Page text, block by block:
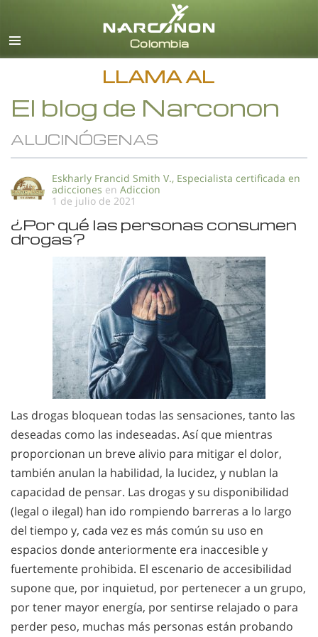
Español
Todas las Regiones/Idiomas
LLAMA AL
El blog de Narconon
ALUCINÓGENAS
Eskharly Francid Smith V., Especialista certificada en
adicciones en Adiccion
1 de julio de 2021
¿Por qué las personas consumen
drogas?
Las drogas bloquean todas las sensaciones, tanto las
deseadas como las indeseadas. Así que mientras
proporcionan un breve alivio para mitigar el dolor,
también anulan la habilidad, la lucidez, y nublan la
capacidad de pensar. Las drogas y su disponibilidad
(legal o ilegal) han ido rompiendo barreras a lo largo
del tiempo y, cada vez es más común su uso en
espacios donde anteriormente era inaccesible y
fuertemente prohibida. El escenario de accesibilidad
supone que, por inquietud, por pertenecer a un grupo,
por tener mayor energía, por sentirse relajado o para
perder peso, muchas más personas están probando